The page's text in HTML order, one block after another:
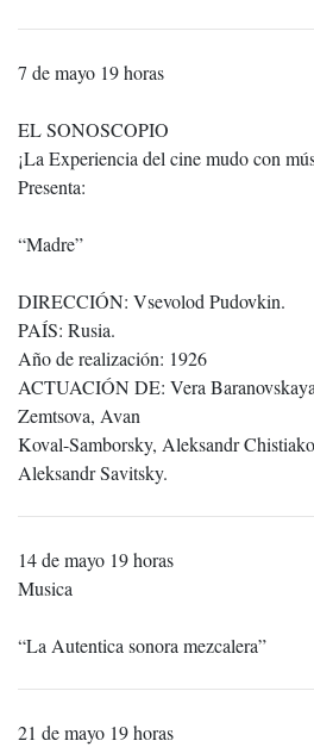
7 de mayo 19 horas
EL SONOSCOPIO
¡La Experiencia del cine mudo con
Presenta:
“Madre”
DIRECCIÓN: Vsevolod Pudovkin.
PAÍS: Rusia.
Año de realización: 1926
ACTUACIÓN DE: Vera
Zemtsova, Avan
Koval-Samborsky, Aleksandr
Aleksandr Savitsky.
14 de mayo 19 horas
Musica
“La Autentica sonora mezcalera”
21 de mayo 19 horas